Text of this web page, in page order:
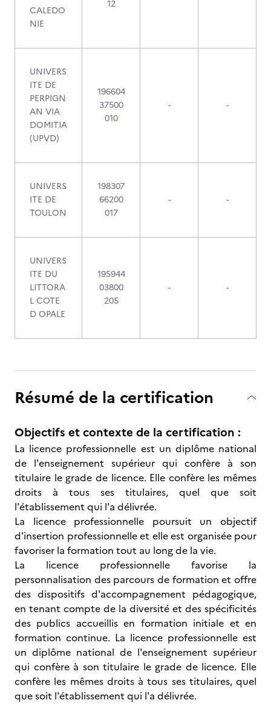
CALEDO
NIE
12
UNIVERS
ITE DE
PERPIGN
AN VIA
DOMITIA
(UPVD)
196604
37500
010
- -
UNIVERS
ITE DE
TOULON
198307
66200
017
- -
UNIVERS
ITE DU
LITTORA
L COTE
D OPALE
195944
03800
205
- -
Résumé de la certification
Objectifs et contexte de la certification :
La licence professionnelle est un diplôme national
de l'enseignement supérieur qui confère à son
titulaire le grade de licence. Elle confère les mêmes
droits à tous ses titulaires, quel que soit
l'établissement qui l'a délivrée.
La licence professionnelle poursuit un objectif
d'insertion professionnelle et elle est organisée pour
favoriser la formation tout au long de la vie.
La licence professionnelle favorise la
personnalisation des parcours de formation et offre
des dispositifs d'accompagnement pédagogique,
en tenant compte de la diversité et des spécificités
des publics accueillis en formation initiale et en
formation continue. La licence professionnelle est
un diplôme national de l'enseignement supérieur
qui confère à son titulaire le grade de licence. Elle
confère les mêmes droits à tous ses titulaires, quel
que soit l'établissement qui l'a délivrée.